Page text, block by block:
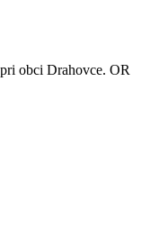
obci Drahovce. OR